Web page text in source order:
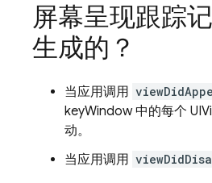
屏幕呈现跟踪
生成的？
当应用调用
keyWindow 中的每个
动。
当应用调用